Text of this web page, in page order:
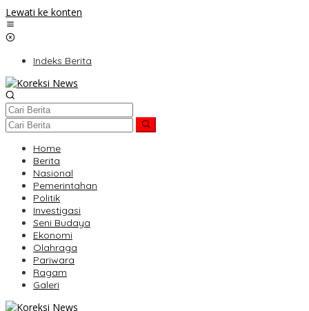
Lewati ke konten
Indeks Berita
Home
Berita
Nasional
Pemerintahan
Politik
Investigasi
Seni Budaya
Ekonomi
Olahraga
Pariwara
Ragam
Galeri